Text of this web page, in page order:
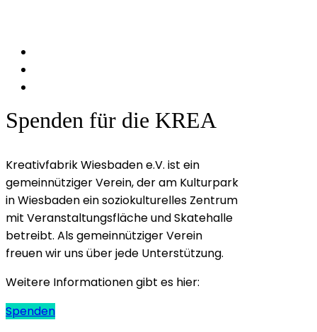
Spenden für die KREA
Kreativfabrik Wiesbaden e.V. ist ein
gemeinnütziger Verein, der am Kulturpark
in Wiesbaden ein soziokulturelles Zentrum
mit Veranstaltungsfläche und Skatehalle
betreibt. Als gemeinnütziger Verein
freuen wir uns über jede Unterstützung.
Weitere Informationen gibt es hier:
Spenden